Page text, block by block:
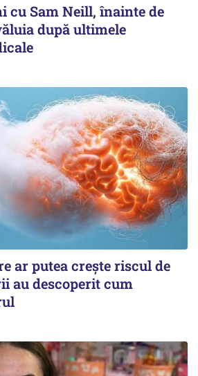
cu Sam Neill, înainte de
după ultimele
ar putea crește riscul de
au descoperit cum